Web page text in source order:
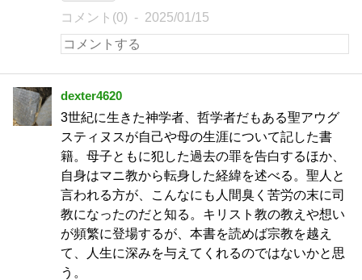
コメント(0) 2025/01/15
dexter4620
3世紀に生きた神学者、哲学者だもある聖アウグ
スティヌスが自己や母の生涯について記した書
籍。母子ともに犯した過去の罪を告白するほか、
自身はマニ教から転身した経緯を述べる。聖人と
言われる方が、こんなにも人間臭く苦労の末に司
教になったのだと知る。キリスト教の教えや想い
が頻繁に登場するが、本書を読めば宗教を越え
て、人生に深みを与えてくれるのではないかと思
う。